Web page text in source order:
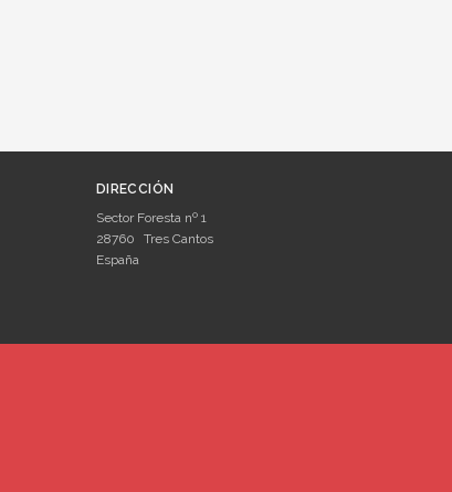
DIRECCIÓN
Sector Foresta nº 1
28760
Tres Cantos
España